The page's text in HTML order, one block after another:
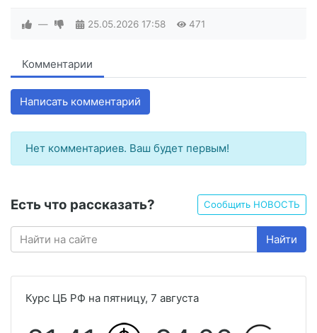
— 25.05.2026 17:58 471
Комментарии
Написать комментарий
Нет комментариев. Ваш будет первым!
Есть что рассказать? Сообщить НОВОСТЬ
Найти
Курс ЦБ РФ на пятницу, 7 августа